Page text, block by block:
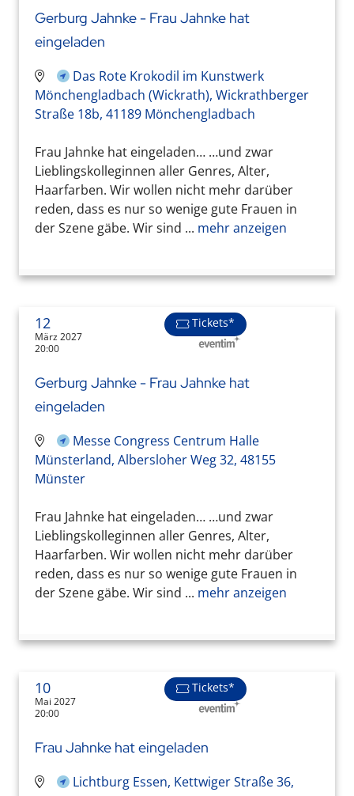
Gerburg Jahnke - Frau Jahnke hat
eingeladen
Das Rote Krokodil im Kunstwerk
Mönchengladbach (Wickrath), Wickrathberger
Straße 18b, 41189 Mönchengladbach
Frau Jahnke hat eingeladen… …und zwar
Lieblingskolleginnen aller Genres, Alter,
Haarfarben. Wir wollen nicht mehr darüber
reden, dass es nur so wenige gute Frauen in
der Szene gäbe. Wir sind ... mehr anzeigen
12
März 2027
20:00
Tickets*
Gerburg Jahnke - Frau Jahnke hat
eingeladen
Messe Congress Centrum Halle
Münsterland, Albersloher Weg 32, 48155
Münster
Frau Jahnke hat eingeladen… …und zwar
Lieblingskolleginnen aller Genres, Alter,
Haarfarben. Wir wollen nicht mehr darüber
reden, dass es nur so wenige gute Frauen in
der Szene gäbe. Wir sind ... mehr anzeigen
10
Mai 2027
20:00
Tickets*
Frau Jahnke hat eingeladen
Lichtburg Essen, Kettwiger Straße 36,